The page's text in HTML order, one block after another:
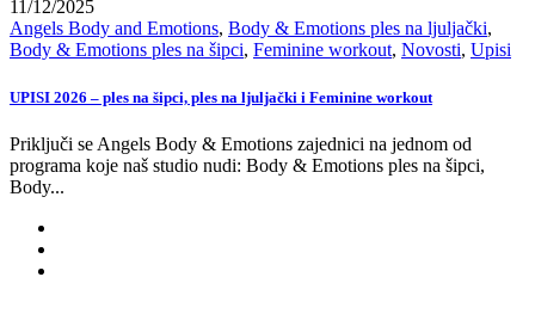
11/12/2025
Angels Body and Emotions, Body & Emotions ples na ljuljački,
Body & Emotions ples na šipci, Feminine workout, Novosti, Upisi
UPISI 2026 – ples na šipci, ples na ljuljački i Feminine workout
Priključi se Angels Body & Emotions zajednici na jednom od
programa koje naš studio nudi: Body & Emotions ples na šipci,
Body...